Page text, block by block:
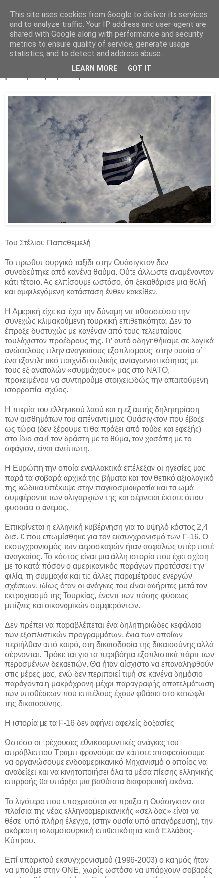
Parakato.gr
«Κάνε κουράγιο Ελλάδα μου κι όσο
μπορείς κρατήσου»
Του Στέλιου Παπαθεμελή
Το πρωθυπουργικό ταξίδι στην Ουάσιγκτον δεν
συνοδεύτηκε από κανένα θαύμα. Ούτε άλλωστε αναμένονταν
κάτι τέτοιο. Ας ελπίσουμε ωστόσο, ότι ξεκαθάρισε μια θολή
και αμφιλεγόμενη κατάσταση ένθεν κακείθεν.
Η Αμερική είχε και έχει την δύναμη να τιθασσεύσει την
συνεχώς κλιμακούμενη τουρκική επιθετικότητα. Δεν το
έπραξε δυστυχώς με κανέναν από τους τελευταίους
τουλάχιστον προέδρους της. Γι’ αυτό οδηγηθήκαμε σε λογικά
ανώφελους πλην αναγκαίους εξοπλισμούς, στην ουσία σ’
ένα εξαντλητικό παιχνίδι οπλικής ανταγωνιστικότητας με
τους εξ ανατολών «συμμάχους» μας στο ΝΑΤΟ,
προκειμένου να συντηρούμε στοιχειωδώς την απαιτούμενη
ισορροπία ισχύος.
Η πικρία του ελληνικού λαού και η εξ αυτής δηλητηρίαση
των αισθημάτων του απέναντι μιας Ουάσιγκτον που έβαζε
ως τώρα (δεν ξέρουμε τι θα πράξει από τούδε και εφεξής)
στο ίδιο σακί τον δράστη με το θύμα, τον χασάπη με το
σφάγιον, είναι ανείπωτη.
Η Ευρώπη την οποία εναλλακτικά επέλεξαν οι ηγεσίες μας
παρά τα σοβαρά αρχικά της βήματα και τον θετικό αξιολογικό
της κώδικα υπέκυψε στην παγκοσμιοκρατία και τα ωμά
συμφέροντα των ολιγαρχιών της και σέρνεται έκτοτε όπου
φυσσάει ο άνεμος.
Επικρίνεται η ελληνική κυβέρνηση για το υψηλό κόστος 2,4
δισ. € που επωμίσθηκε για τον εκσυγχρονισμό των F-16. O
εκσυγχρονισμός των αεροσκαφών ήταν ασφαλώς υπέρ ποτέ
αναγκαίος. Το κόστος είναι μια άλλη ιστορία που έχει σχέση
με το κατά πόσον ο αμερικανικός παράγων προτάσσει την
φιλία, τη συμμαχία και τις άλλες παραμέτρους ενεργών
σχέσεων, ιδίως όταν οι ανάγκες του είναι αδήριτες μετά τον
εκτροχιασμό της Τουρκίας, έναντι των πάσης φύσεως
μπίζνες και οικονομικών συμφερόντων.
Δεν πρέπει να παραβλέπεται ένα δηλητηριώδες κεφάλαιο
των εξοπλιστικών προγραμμάτων, ένια των οποίων
περιήλθαν από καιρό, στη δικαιοδοσία της δικαιοσύνης αλλά
σέρνονται. Πρόκειται για τα περιβόητα εξοπλιστικά πάρτι των
περασμένων δεκαετιών. Θα ήταν αίσχιστο να επαναληφθούν
στις μέρες μας, ενώ δεν περιποιεί τιμή σε κανένα δημόσιο
παράγοντα η μακρόχρονη μέχρι παραγραφής αποτελμάτωση
των υποθέσεων που επιτέλους έχουν φθάσει στο κατώφλι
της δικαιοσύνης.
Η ιστορία με τα F-16 δεν αφήνει αφελείς δοξασίες.
Ωστόσο οι τρέχουσες εθνικοαμυντικές ανάγκες του
απρόβλεπτου Τραμπ φρονούμε αν κάποτε αποφασίσουμε
να οργανώσουμε ενδοαμερικανικό Μηχανισμό ο οποίος να
αναδείξει και να κινητοποιήσει όλα τα μέσα πίεσης ελληνικής
επιρροής θα υπάρξει μια βαθύτατα διαφορετική εικόνα.
Το λιγότερο που υποχρεούται να πράξει η Ουάσιγκτον στα
πλαίσια της νέας ελληνοαμερικανικής «σελίδας» είναι να
θέσει υπό πλήρη έλεγχο, (στην ουσία υπό απαγόρευση), την
ακόρεστη ισλαμοτουρκική επιθετικότητα κατά Ελλάδος-
Κύπρου.
Επί υπαρκτού εκσυγχρονισμού (1996-2003) ο καημός ήταν
να μπούμε στην ΟΝΕ, χωρίς ωστόσο να υπάρχουν σοβαρές
This site uses cookies from Google to deliver its services
and to analyze traffic. Your IP address and user-agent are
shared with Google along with performance and security
metrics to ensure quality of service, generate usage
statistics, and to detect and address abuse.
LEARN MORE GOT IT